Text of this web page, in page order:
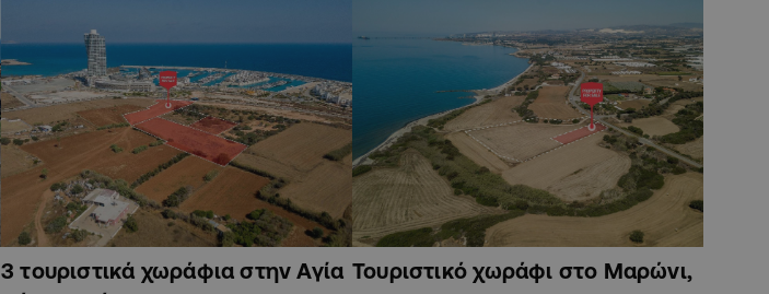
3 τουριστικά χωράφια στην Αγία Τουριστικό χωράφι στο Μαρώνι,